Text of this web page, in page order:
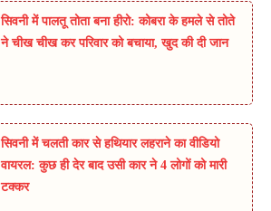
सिवनी में पालतू तोता बना हीरो: कोबरा के हमले से तोते
ने चीख चीख कर परिवार को बचाया, खुद की दी जान
सिवनी में चलती कार से हथियार लहराने का वीडियो
वायरल: कुछ ही देर बाद उसी कार ने 4 लोगों को मारी
टक्कर